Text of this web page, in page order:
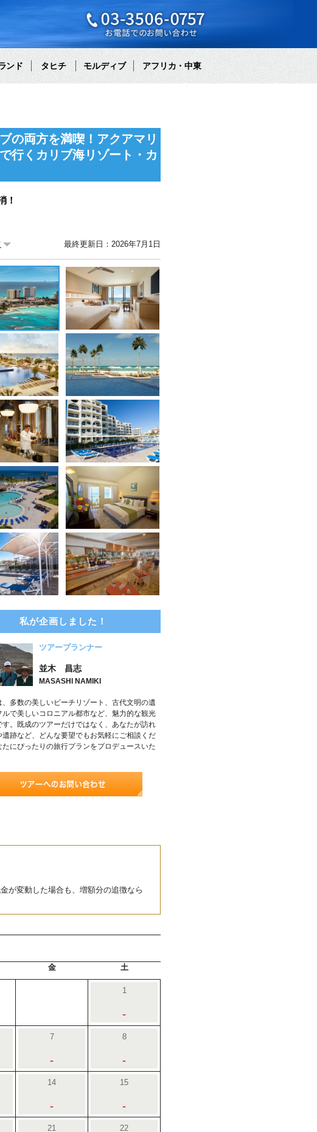
ンド タヒチ モルディブ アフリカ・中東
の両方を満喫！アクアマリ
行くカリブ海リゾート・カ
！
最終更新日：2026年7月1日
私が企画しました！
ツアープランナー
並木 昌志
MASASHI NAMIKI
、多数の美しいビーチリゾート、古代文明の遺
ルで美しいコロニアル都市など、魅力的な観光
す。既成のツアーだけではなく、あなたが訪れ
遺跡など、どんな要望でもお気軽にご相談くだ
たにぴったりの旅行プランをプロデュースいた
が変動した場合も、増額分の追徴なら
金 土
1
-
7
-
8
-
14
-
15
-
21 22